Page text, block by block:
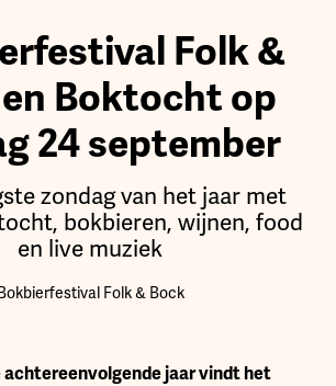
Folk &
Boktocht op
24 september
zondag van het jaar met
bokbieren, wijnen, food
en live muziek
Bokbierfestival Folk & Bock
jaar vindt het